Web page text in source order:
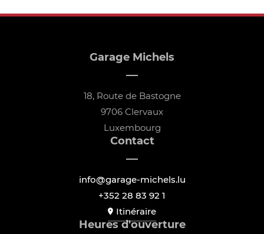
Garage Michels
18, Route de Bastogne
9706 Clervaux
Luxembourg
Contact
info@garage-michels.lu
+352 28 83 92 1
Itinéraire
Heures d'ouverture